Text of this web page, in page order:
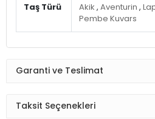
Taş Türü Akik , Aventurin ,
Pembe Kuvars
Garanti ve Teslimat
Taksit Seçenekleri